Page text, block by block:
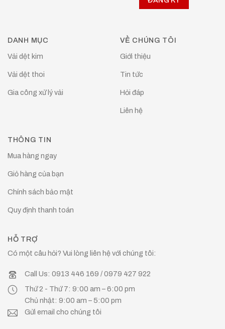
DANH MỤC
Vải dệt kim
Vải dệt thoi
Gia công xử lý vải
VỀ CHÚNG TÔI
Giới thiệu
Tin tức
Hỏi đáp
Liên hệ
THÔNG TIN
Mua hàng ngay
Giỏ hàng của bạn
Chính sách bảo mật
Quy định thanh toán
HỖ TRỢ
Có một câu hỏi? Vui lòng liên hệ với chúng tôi:
Call Us: 0913 446 169 / 0979 427 922
Thứ 2 - Thứ 7: 9:00 am – 6:00 pm
Chủ nhật: 9:00 am – 5:00 pm
Gửi email cho chúng tôi